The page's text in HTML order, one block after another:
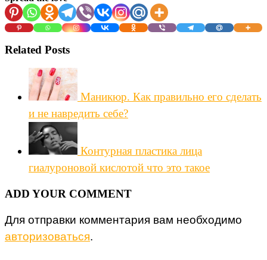
Related Posts
Маникюр. Как правильно его сделать
и не навредить себе?
Контурная пластика лица
гиалуроновой кислотой что это такое
ADD YOUR COMMENT
Для отправки комментария вам необходимо
авторизоваться.